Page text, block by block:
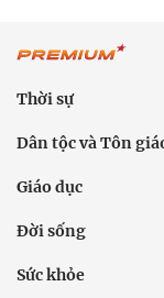
Thời sự
Dân tộc và Tôn
Giáo dục
Đời sống
Sức khỏe